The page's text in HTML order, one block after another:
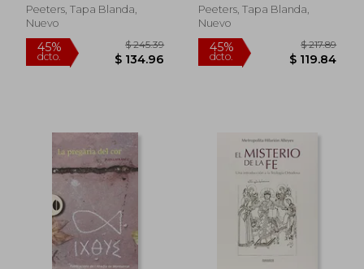
V. (en Inglés)
Peeters, Tapa Blanda,
Nuevo
Peeters, Tapa Blanda,
Nuevo